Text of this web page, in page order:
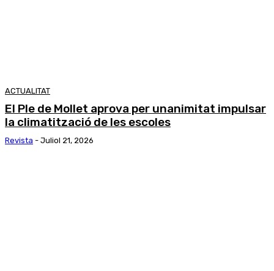
ACTUALITAT
El Ple de Mollet aprova per unanimitat impulsar
la climatització de les escoles
Revista - Juliol 21, 2026